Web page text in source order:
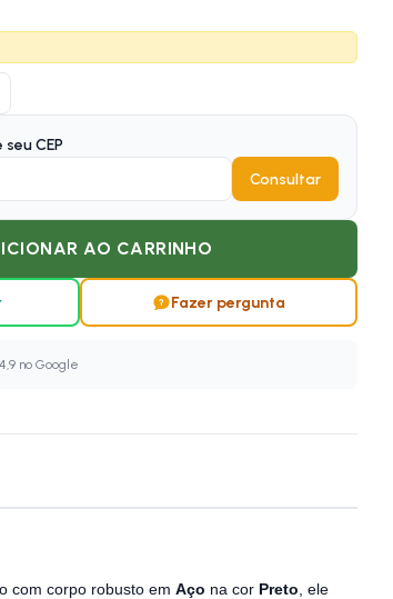
CEP
Consultar
AO CARRINHO
Fazer pergunta
4,9 no Google
com corpo robusto em Aço na cor Preto , ele